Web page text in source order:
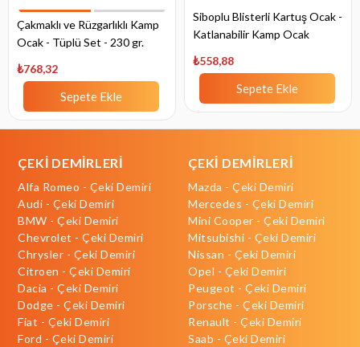
Çakmaklı ve Rüzgarlıklı Kamp
Ocak - Tüplü Set - 230 gr.
₺768,32
Sepete Ekle
Siboplu Blisterli Kartuş Ocak -
Katlanabilir Kamp Ocak
₺558,88
Sepete Ekle
ÇEKİ DEMİRLERİ
Alfa Romeo - Çeki Demiri
Audi - Çeki Demiri
BMW - Çeki Demiri
Chevrolet - Çeki Demiri
Chrysler - Çeki Demiri
Citroen - Çeki Demiri
Dacia - Çeki Demiri
Dodge - Çeki Demiri
Fiat - Çeki Demiri
Ford - Çeki Demiri
ÇEKİ DEMİRLERİ
Mazda - Çeki Demiri
Mercedes - Çeki Demiri
Mini Cooper - Çeki Demiri
Mitsubishi - Çeki Demiri
Nissan - Çeki Demiri
Opel - Çeki Demiri
Peugeot - Çeki Demiri
Porsche - Çeki Demiri
Renault - Çeki Demiri
Saab - Çeki Demiri